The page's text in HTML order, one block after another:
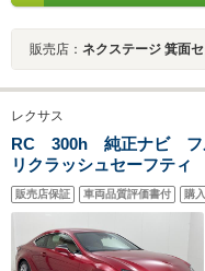
販売店： ネクステージ 箕面
レクサス
RC 300h 純正ナビ フ
リクラッシュセーフテ
ート/シートメモリー シ
ットモニター クリアラ
販売店保証 車両品質評価書付 購